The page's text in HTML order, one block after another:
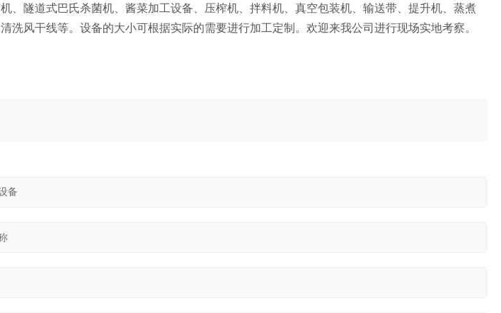
、隧道式巴氏杀菌机、酱菜加工设备、压榨机、拌料机、真空包装机、输送带、提升机、蒸煮
洗风干线等。设备的大小可根据实际的需要进行加工定制。欢迎来我公司进行现场实地考察。